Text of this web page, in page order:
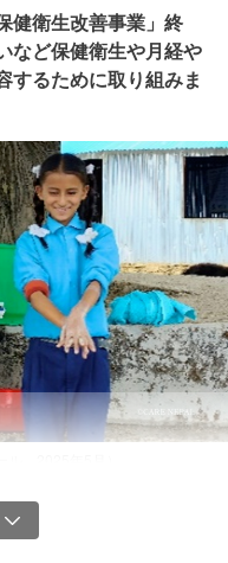
インフラ不足、ジェンダ
カースト差別、早期婚な
題が女子の就学率の低さ
健衛生改善事業」終
など保健衛生や月経や
するために取り組みま
の女子の継続的な学びの
を変容するための事業が